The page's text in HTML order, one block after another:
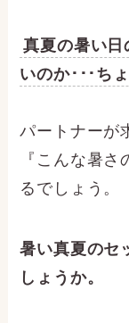
真夏の暑い日
いのか･･･ち
パートナーが
『こんな暑
るでしょう。
暑い真夏のセ
しょうか。